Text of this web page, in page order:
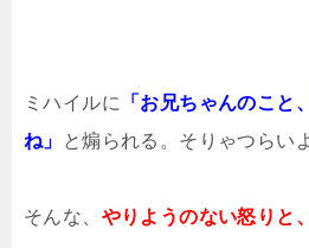
ミハイルに
「お兄ちゃんのこと
ね」
と煽られる。そりゃつらい
そんな、 やりようのない怒りと